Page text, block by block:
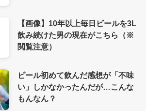
【画像】10年以上毎日ビールを3L
飲み続けた男の現在がこちら（※
閲覧注意）
ビール初めて飲んだ感想が「不味
い」しかなかったんだが…こんな
もんなん？